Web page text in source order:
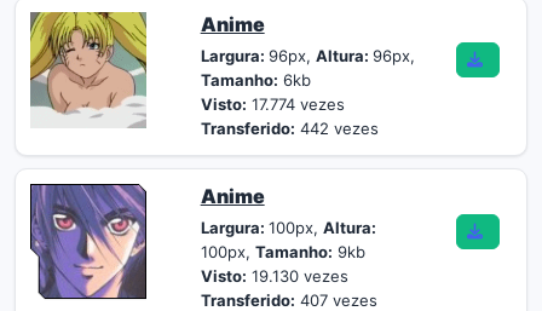
Anime
Largura: 96px, Altura: 96px,
Tamanho: 6kb
Visto: 17.774 vezes
Transferido: 442 vezes
Anime
Largura: 100px, Altura:
100px, Tamanho: 9kb
Visto: 19.130 vezes
Transferido: 407 vezes